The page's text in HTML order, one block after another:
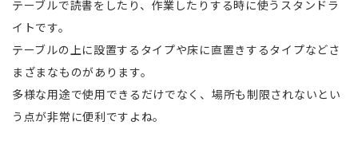
テーブルで読書をしたり、作業したりする時に使うスタンドラ
イトです。
テーブルの上に設置するタイプや床に直置きするタイプなどさ
まざまなものがあります。
多様な用途で使用できるだけでなく、場所も制限されないとい
う点が非常に便利ですよね。